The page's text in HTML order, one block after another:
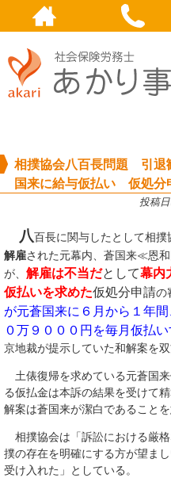
相撲協会八百長問題 引退
国来に給与仮払い 仮処分
投稿
八百長に関与したとして相撲
解雇された元幕内、蒼国来≪恩
が、 解雇は不当だとして幕内
仮払いを求めた仮処分申請の
が元蒼国来に６月から１年
０万９０００円を毎月仮払
京地裁が提示していた和解案を双
土俵復帰を求めている元蒼国
る仮払金は本訴の結果を受けて
解案は蒼国来が潔白であること
相撲協会は「訴訟における厳
撲の存在を明確にする方が望ま
受け入れた」としている。